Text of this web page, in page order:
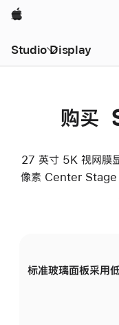
Apple
Studio Display
购买
27 英寸 5K 视网膜
像素 Center Stage
标准玻璃面板采用